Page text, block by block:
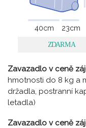
40cm 23cm
Zavazadlo v ceně
hmotnosti do 8 kg a
držadla, postranní
letadla)
Zavazadlo v ceně